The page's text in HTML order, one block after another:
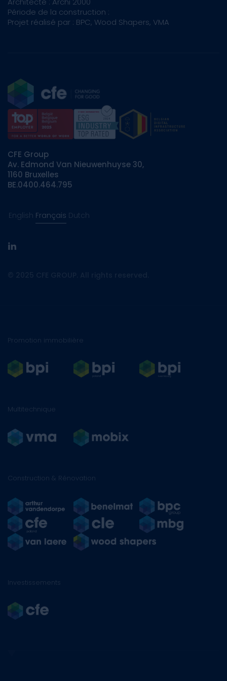
Période de la construction :
Projet réalisé par : BPC, Wood Shapers, VMA
CFE Group
Av. Edmond Van Nieuwenhuyse 30,
1160 Bruxelles
BE.0400.464.795
English Français Dutch
linkedin
Promotion immobilière
Multitechnique
Construction & Rénovation
Investissements